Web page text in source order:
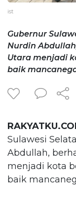
ist
Gubernur
Nurdin
Utara menjadi
baik
Sulawesi
Abdullah,
menjadi kota
baik